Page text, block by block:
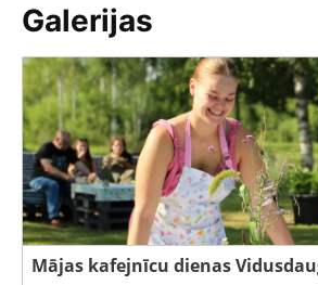
Galerijas
Mājas kafejnīcu dienas